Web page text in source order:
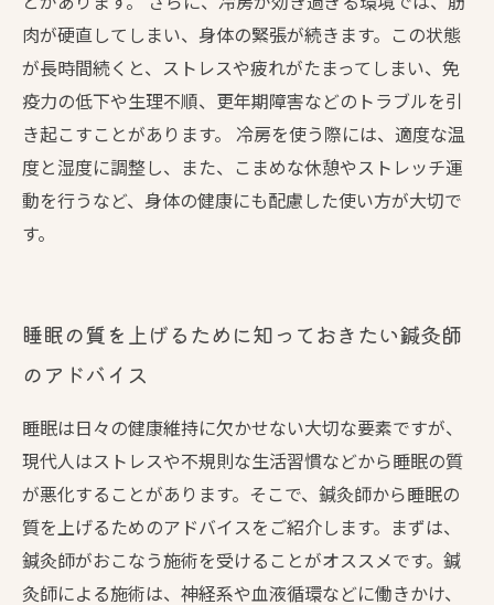
肉が硬直してしまい、身体の緊張が続きます。この状態
が長時間続くと、ストレスや疲れがたまってしまい、免
疫力の低下や生理不順、更年期障害などのトラブルを引
き起こすことがあります。 冷房を使う際には、適度な温
度と湿度に調整し、また、こまめな休憩やストレッチ運
動を行うなど、身体の健康にも配慮した使い方が大切で
す。
睡眠の質を上げるために知っておきたい鍼灸師
のアドバイス
睡眠は日々の健康維持に欠かせない大切な要素ですが、
現代人はストレスや不規則な生活習慣などから睡眠の質
が悪化することがあります。そこで、鍼灸師から睡眠の
質を上げるためのアドバイスをご紹介します。まずは、
鍼灸師がおこなう施術を受けることがオススメです。鍼
灸師による施術は、神経系や血液循環などに働きかけ、